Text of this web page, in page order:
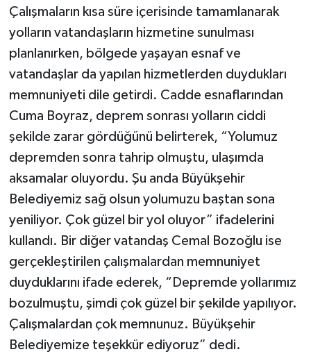
Çalışmaların kısa süre içerisinde tamamlanarak
yolların vatandaşların hizmetine sunulması
planlanırken, bölgede yaşayan esnaf ve
vatandaşlar da yapılan hizmetlerden duydukları
memnuniyeti dile getirdi. Cadde esnaflarından
Cuma Boyraz, deprem sonrası yolların ciddi
şekilde zarar gördüğünü belirterek, “Yolumuz
depremden sonra tahrip olmuştu, ulaşımda
aksamalar oluyordu. Şu anda Büyükşehir
Belediyemiz sağ olsun yolumuzu baştan sona
yeniliyor. Çok güzel bir yol oluyor” ifadelerini
kullandı. Bir diğer vatandaş Cemal Bozoğlu ise
gerçekleştirilen çalışmalardan memnuniyet
duyduklarını ifade ederek, “Depremde yollarımız
bozulmuştu, şimdi çok güzel bir şekilde yapılıyor.
Çalışmalardan çok memnunuz. Büyükşehir
Belediyemize teşekkür ediyoruz” dedi.